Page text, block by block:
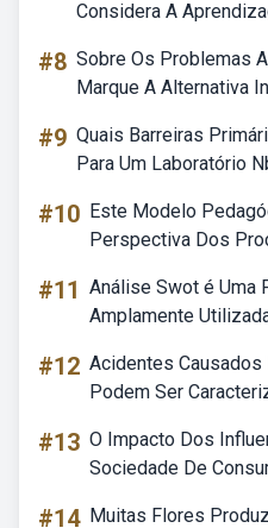
Considera A
#8 Sobre Os Problemas
Marque A Alternativa
#9 Quais Barreiras
Para Um Laboratório
#10 Este Modelo
Perspectiva Dos
#11 Análise Swot é Uma
Amplamente
#12 Acidentes
Podem Ser
#13 O Impacto Dos
Sociedade De
#14 Muitas Flores